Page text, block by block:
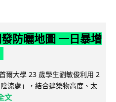
防曬地圖 一日暴增
爾大學 23 歲學生劉敏俊利用 2
涼處」，結合建築物高度、太
文